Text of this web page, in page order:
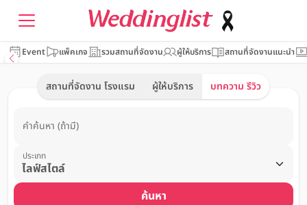
Event แพ็คเกจ รวมสถานที่จัดงาน ผู้ให้บริการ สถานที่จัดงานแนะนำ
สถานที่จัดงาน โรงแรม ผู้ให้บริการ บทความ รีวิว
คำค้นหา (ถ้ามี)
ประเภท
ค้นหา